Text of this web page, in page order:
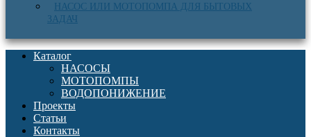
НАСОС ИЛИ МОТОПОМПА ДЛЯ БЫТОВЫХ
ЗАДАЧ
Каталог
НАСОСЫ
МОТОПОМПЫ
ВОДОПОНИЖЕНИЕ
Проекты
Статьи
Контакты